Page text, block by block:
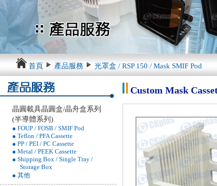
首頁 產品服務 光罩盒 / RSP 150 / Mask SMIF Pod
晶圓載具晶圓盒/晶舟盒系列
(半導體系列)
● FOUP / FOSB / SMIF Pod
● Teflon / PFA Cassette
● PP / PEI / PC Cassette
● Metal / PEEK Cassette
● Shipping Box / Single Tray /
Storage Box
● 其他
Custom Mask